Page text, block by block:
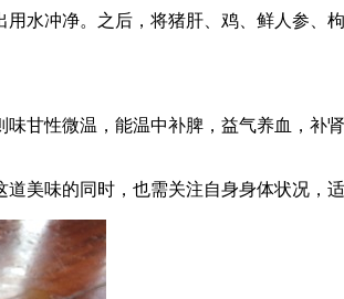
水冲净。之后，将猪肝、鸡、鲜人参、
甘性微温，能温中补脾，益气养血，补
美味的同时，也需关注自身身体状况，适